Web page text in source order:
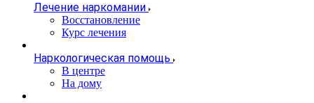
Лечение наркомании
Восстановление
Курс лечения
Наркологическая помощь
В центре
На дому